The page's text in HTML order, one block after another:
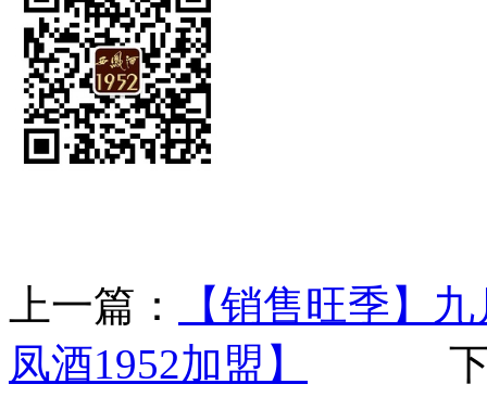
上一篇：
【销售旺季】
凤酒1952加盟】
下一